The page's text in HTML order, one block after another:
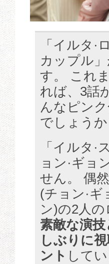
「イルタ
カップル
す。 これ
れば、3話
んなピン
でしょうか
「イルタ
ョン·ギョ
せん。 偶
(チョン·ギ
ン)の2人の
素敵な演
しぶりに
ント してい